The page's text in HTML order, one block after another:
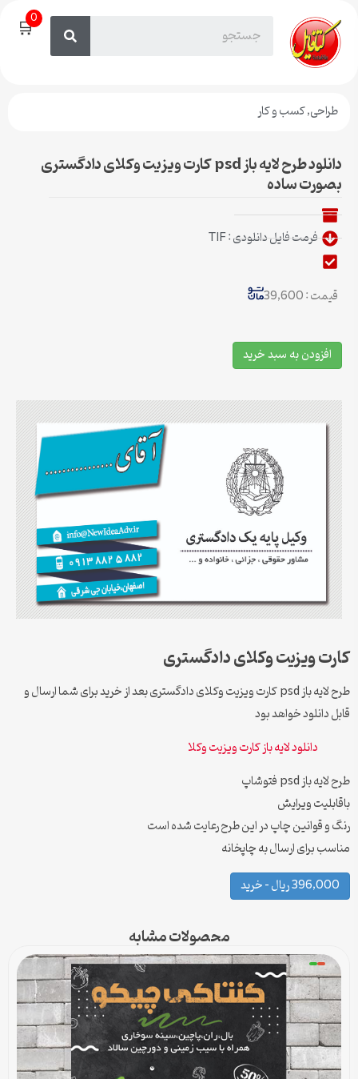
🛒0
طراحی,کسب و کار
دانلود طرح لایه باز psd کارت ویزیت وکلای دادگستری
بصورت ساده
فرمت فایل دانلودی : TIF
قیمت : 39,600
افزودن به سبد خرید
کارت ویزیت وکلای دادگستری
طرح لایه باز psd کارت ویزیت وکلای دادگستری بعد از خرید برای شما ارسال و
قابل دانلود خواهد بود
دانلود لایه باز کارت ویزیت وکلا
طرح لایه باز psd فتوشاپ
باقابلیت ویرایش
رنگ و قوانین چاپ در این طرح رعایت شده است
مناسب برای ارسال به چاپخانه
396,000 ریال – خرید
محصولات مشابه